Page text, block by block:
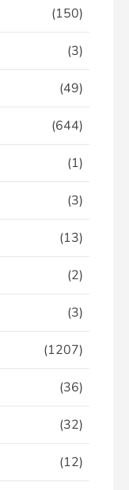
(150)
(3)
(49)
(644)
(1)
(3)
(13)
(2)
(3)
(1207)
(36)
(32)
(12)